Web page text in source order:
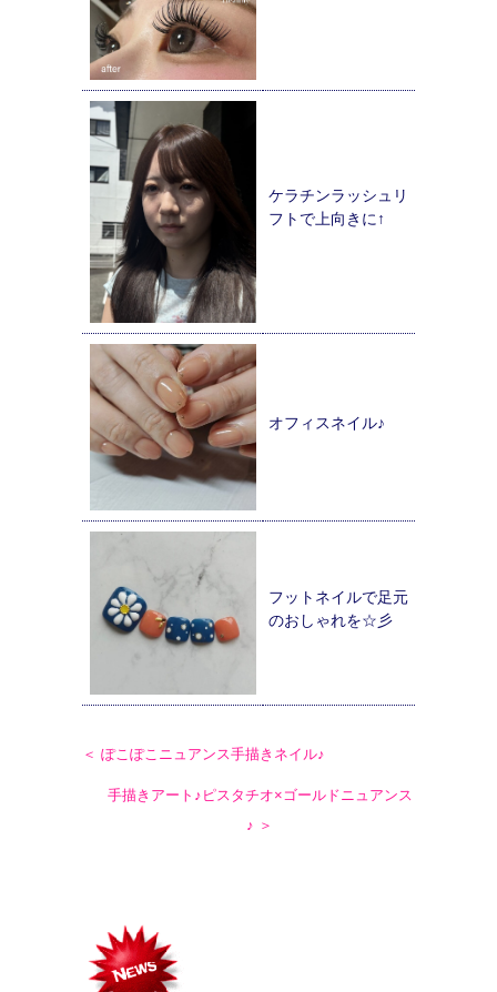
ケラチンラッシュリ
フトで上向きに↑
オフィスネイル♪
フットネイルで足元
のおしゃれを☆彡
＜ ぽこぽこニュアンス手描きネイル♪
手描きアート♪ピスタチオ×ゴールドニュアンス
♪ ＞